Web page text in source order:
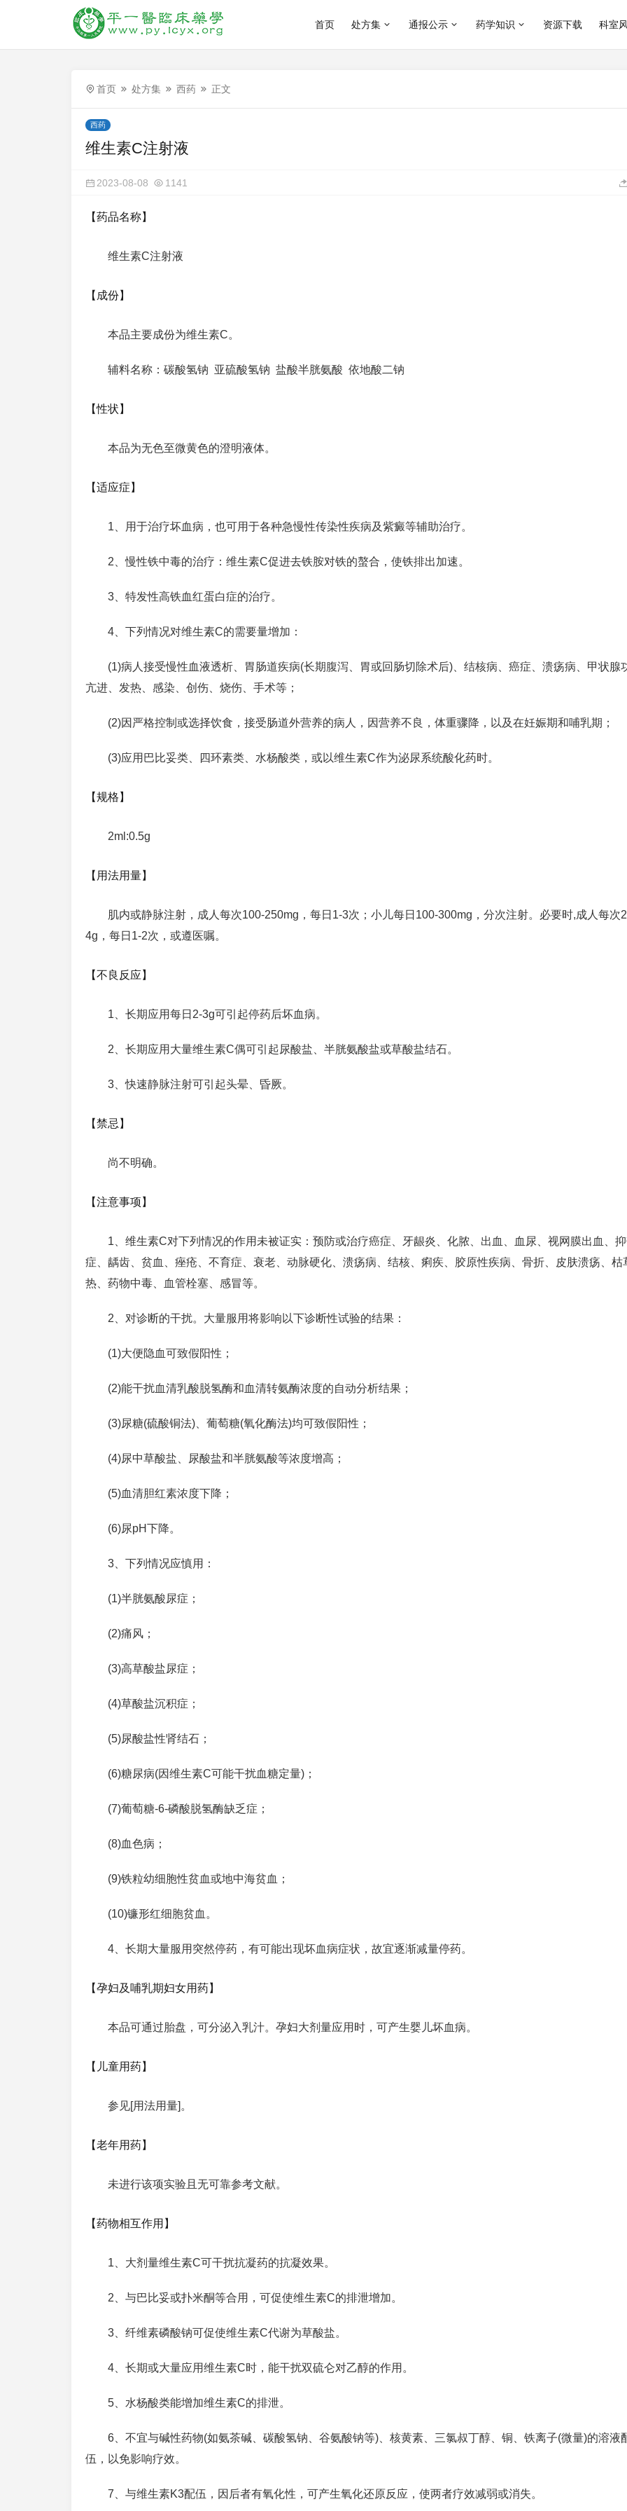
首页 处方集 通报公示 药学知识 资源下载 科室
首页 处方集 西药 正文
西药
维生素C注射液
2023-08-08 1141
【药品名称】
维生素C注射液
【成份】
本品主要成份为维生素C。
辅料名称：碳酸氢钠 亚硫酸氢钠 盐酸半胱氨酸 依地酸二钠
【性状】
本品为无色至微黄色的澄明液体。
【适应症】
1、用于治疗坏血病，也可用于各种急慢性传染性疾病及紫癜等辅助治疗。
2、慢性铁中毒的治疗：维生素C促进去铁胺对铁的螯合，使铁排出加速。
3、特发性高铁血红蛋白症的治疗。
4、下列情况对维生素C的需要量增加：
(1)病人接受慢性血液透析、胃肠道疾病(长期腹泻、胃或回肠切除术后)、结核病、癌症、溃疡病、甲状腺
亢进、发热、感染、创伤、烧伤、手术等；
(2)因严格控制或选择饮食，接受肠道外营养的病人，因营养不良，体重骤降，以及在妊娠期和哺乳期；
(3)应用巴比妥类、四环素类、水杨酸类，或以维生素C作为泌尿系统酸化药时。
【规格】
2ml:0.5g
【用法用量】
肌内或静脉注射，成人每次100-250mg，每日1-3次；小儿每日100-300mg，分次注射。必要时,成人每次
4g，每日1-2次，或遵医嘱。
【不良反应】
1、长期应用每日2-3g可引起停药后坏血病。
2、长期应用大量维生素C偶可引起尿酸盐、半胱氨酸盐或草酸盐结石。
3、快速静脉注射可引起头晕、昏厥。
【禁忌】
尚不明确。
【注意事项】
1、维生素C对下列情况的作用未被证实：预防或治疗癌症、牙龈炎、化脓、出血、血尿、视网膜出血、
症、龋齿、贫血、痤疮、不育症、衰老、动脉硬化、溃疡病、结核、痢疾、胶原性疾病、骨折、皮肤溃疡、枯
热、药物中毒、血管栓塞、感冒等。
2、对诊断的干扰。大量服用将影响以下诊断性试验的结果：
(1)大便隐血可致假阳性；
(2)能干扰血清乳酸脱氢酶和血清转氨酶浓度的自动分析结果；
(3)尿糖(硫酸铜法)、葡萄糖(氧化酶法)均可致假阳性；
(4)尿中草酸盐、尿酸盐和半胱氨酸等浓度增高；
(5)血清胆红素浓度下降；
(6)尿pH下降。
3、下列情况应慎用：
(1)半胱氨酸尿症；
(2)痛风；
(3)高草酸盐尿症；
(4)草酸盐沉积症；
(5)尿酸盐性肾结石；
(6)糖尿病(因维生素C可能干扰血糖定量)；
(7)葡萄糖-6-磷酸脱氢酶缺乏症；
(8)血色病；
(9)铁粒幼细胞性贫血或地中海贫血；
(10)镰形红细胞贫血。
4、长期大量服用突然停药，有可能出现坏血病症状，故宜逐渐减量停药。
【孕妇及哺乳期妇女用药】
本品可通过胎盘，可分泌入乳汁。孕妇大剂量应用时，可产生婴儿坏血病。
【儿童用药】
参见[用法用量]。
【老年用药】
未进行该项实验且无可靠参考文献。
【药物相互作用】
1、大剂量维生素C可干扰抗凝药的抗凝效果。
2、与巴比妥或扑米酮等合用，可促使维生素C的排泄增加。
3、纤维素磷酸钠可促使维生素C代谢为草酸盐。
4、长期或大量应用维生素C时，能干扰双硫仑对乙醇的作用。
5、水杨酸类能增加维生素C的排泄。
6、不宜与碱性药物(如氨茶碱、碳酸氢钠、谷氨酸钠等)、核黄素、三氯叔丁醇、铜、铁离子(微量)的溶液
伍，以免影响疗效。
7、与维生素K3配伍，因后者有氧化性，可产生氧化还原反应，使两者疗效减弱或消失。